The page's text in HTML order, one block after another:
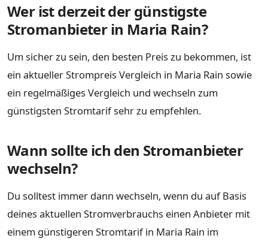
Wer ist derzeit der günstigste
Stromanbieter in Maria Rain?
Um sicher zu sein, den besten Preis zu bekommen, ist
ein aktueller Strompreis Vergleich in Maria Rain sowie
ein regelmäßiges Vergleich und wechseln zum
günstigsten Stromtarif sehr zu empfehlen.
Wann sollte ich den Stromanbieter
wechseln?
Du solltest immer dann wechseln, wenn du auf Basis
deines aktuellen Stromverbrauchs einen Anbieter mit
einem günstigeren Stromtarif in Maria Rain im